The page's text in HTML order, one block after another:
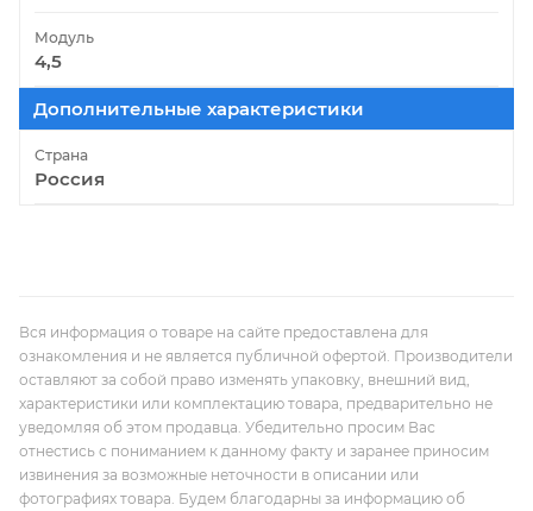
Модуль
4,5
Дополнительные характеристики
Страна
Россия
Вся информация о товаре на сайте предоставлена для
ознакомления и не является публичной офертой. Производители
оставляют за собой право изменять упаковку, внешний вид,
характеристики или комплектацию товара, предварительно не
уведомляя об этом продавца. Убедительно просим Вас
отнестись с пониманием к данному факту и заранее приносим
извинения за возможные неточности в описании или
фотографиях товара. Будем благодарны за информацию об